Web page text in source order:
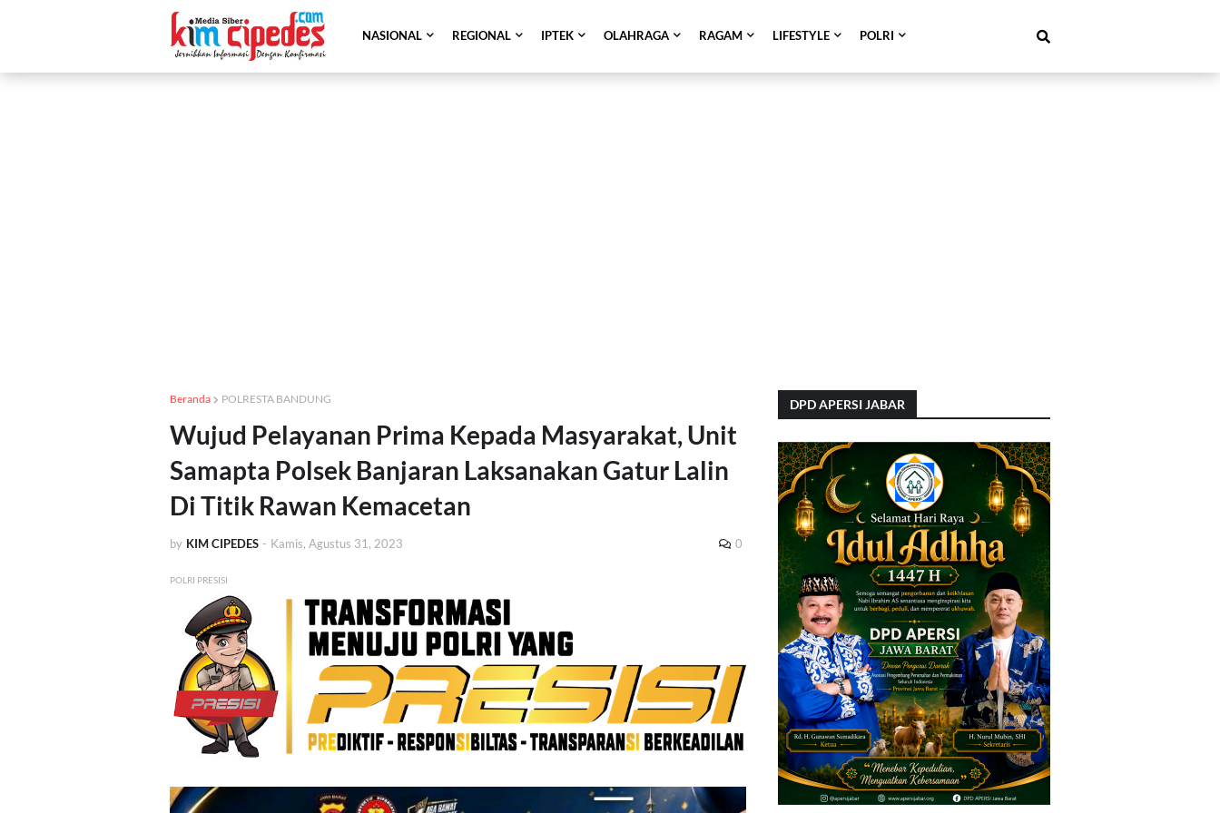
NASIONAL REGIONAL IPTEK OLAHRAGA RAGAM LIFESTYLE POLRI
Beranda POLRESTA BANDUNG
Wujud Pelayanan Prima Kepada Masyarakat, Unit
Samapta Polsek Banjaran Laksanakan Gatur Lalin
Di Titik Rawan Kemacetan
by KIM CIPEDES - Kamis, Agustus 31, 2023 0
POLRI PRESISI
DPD APERSI JABAR